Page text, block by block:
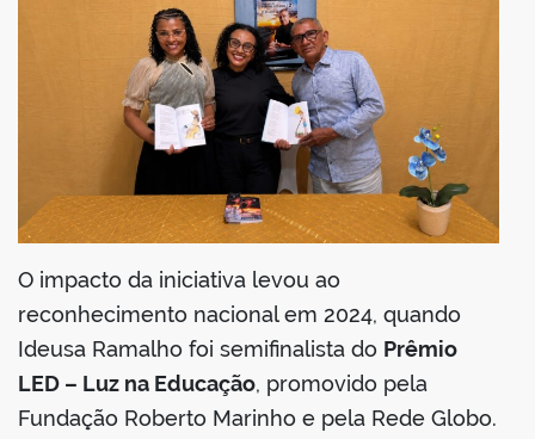
O impacto da iniciativa levou ao
reconhecimento nacional em 2024, quando
Ideusa Ramalho foi semifinalista do Prêmio
LED – Luz na Educação, promovido pela
Fundação Roberto Marinho e pela Rede Globo.